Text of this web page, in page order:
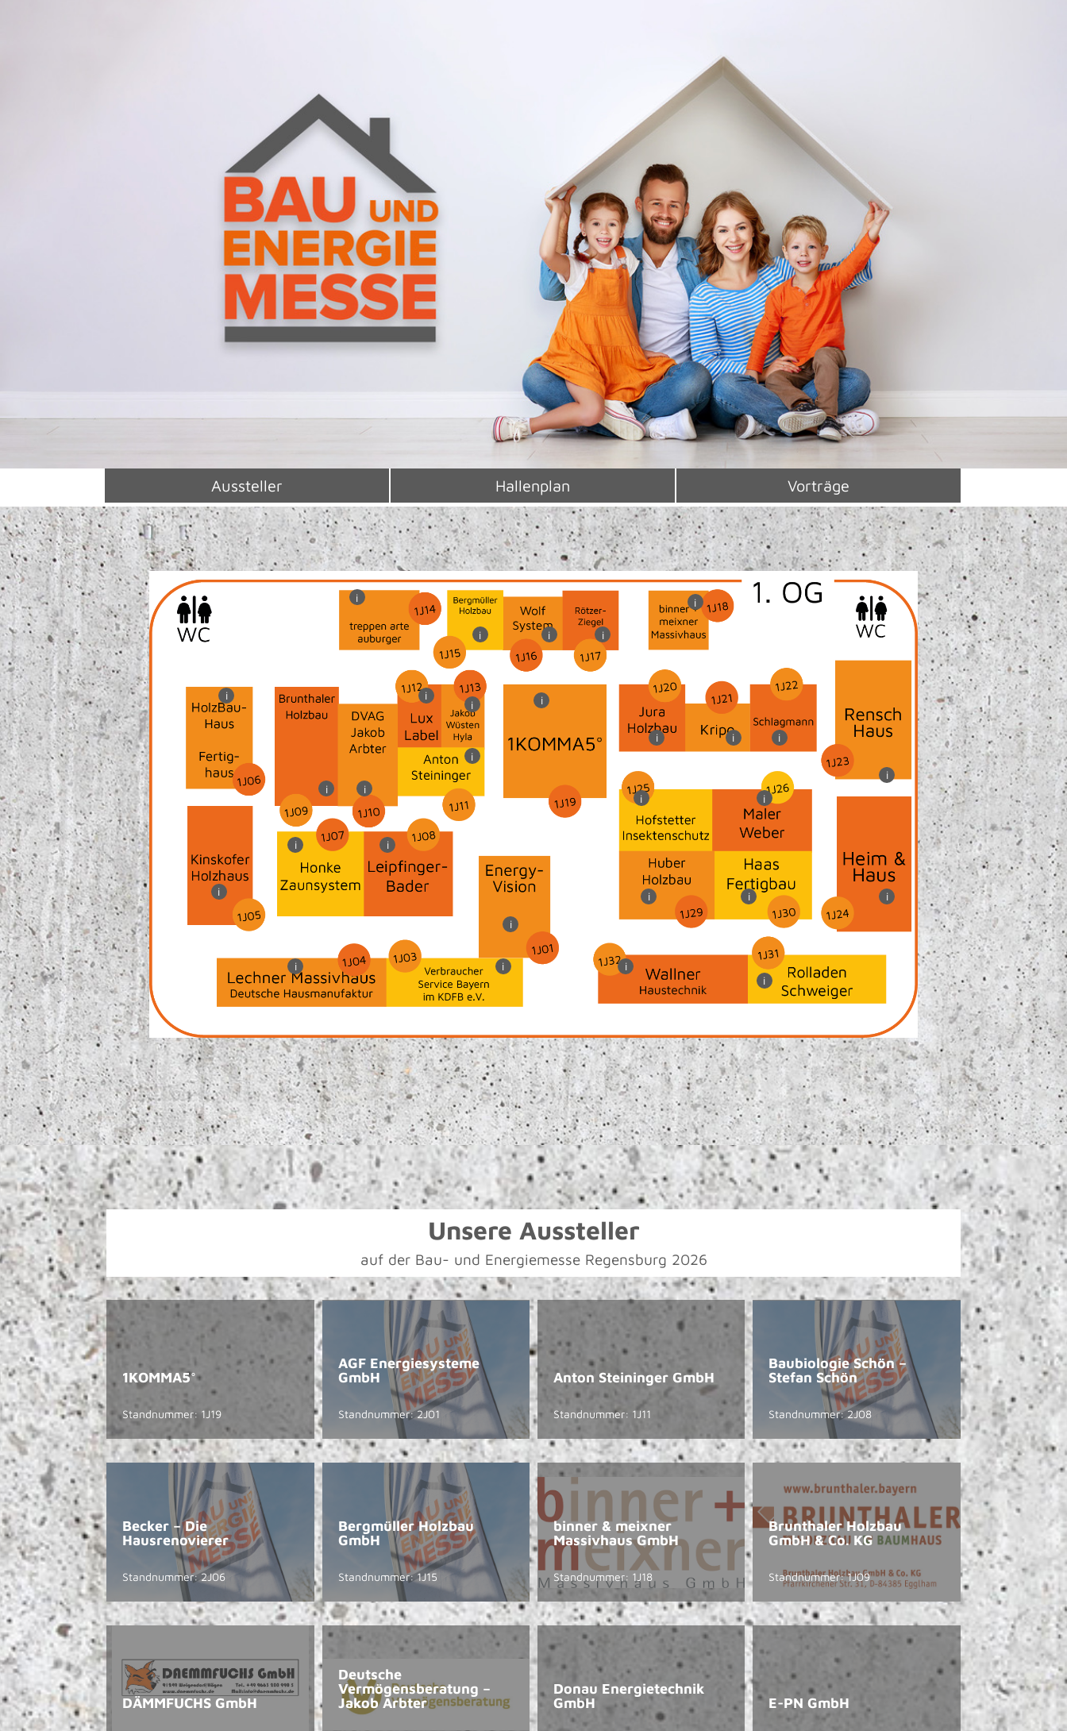
Aussteller Hallenplan Vorträge
i
i
i i
i i
i i
i
i
i i i
i
i
i
i
i
i
i
i
i i i
i
i
i
i
i
Unsere Aussteller
auf der Bau- und Energiemesse Regensburg 2026
1KOMMA5°
Standnummer: 1J19
AGF Energiesysteme
GmbH
Standnummer: 2J01
Anton Steininger GmbH
Standnummer: 1J11
Baubiologie Schön –
Stefan Schön
Standnummer: 2J08
Becker – Die
Hausrenovierer
Standnummer: 2J06
Bergmüller Holzbau
GmbH
Standnummer: 1J15
binner & meixner
Massivhaus GmbH
Standnummer: 1J18
Brunthaler Holzbau
GmbH & Co. KG
Standnummer: 1J09
DÄMMFUCHS GmbH
Deutsche
Vermögensberatung –
Jakob Arbter
Donau Energietechnik
GmbH
E-PN GmbH